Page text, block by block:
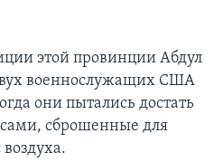
этой провинции Абдул
военнослужащих США
они пытались достать
сброшенные для